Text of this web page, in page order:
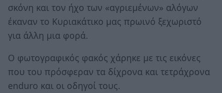
σκόνη και τον ήχο των «αγριεμένων» αλόγων
έκαναν το Κυριακάτικο μας πρωινό ξεχωριστό
για άλλη μια φορά.
Ο φωτογραφικός φακός χάρηκε με τις εικόνες
που του πρόσφεραν τα δίχρονα και τετράχρονα
enduro και οι οδηγοί τους.